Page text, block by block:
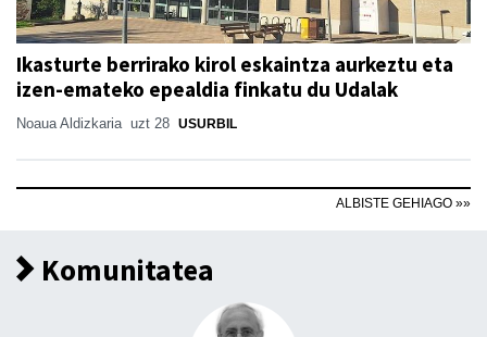
Ikasturte berrirako kirol eskaintza aurkeztu eta
izen-emateko epealdia finkatu du Udalak
Noaua Aldizkaria uzt 28 USURBIL
ALBISTE GEHIAGO »»
Komunitatea